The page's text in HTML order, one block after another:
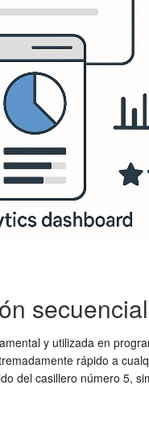
secuencial
y utilizada en
rápido a
del casillero número 5,